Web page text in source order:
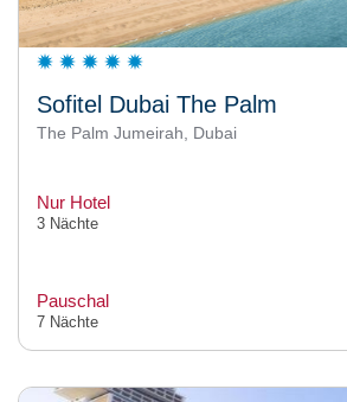
Sofitel Dubai The Palm
The Palm Jumeirah, Dubai
Nur Hotel
3 Nächte
Pauschal
7 Nächte